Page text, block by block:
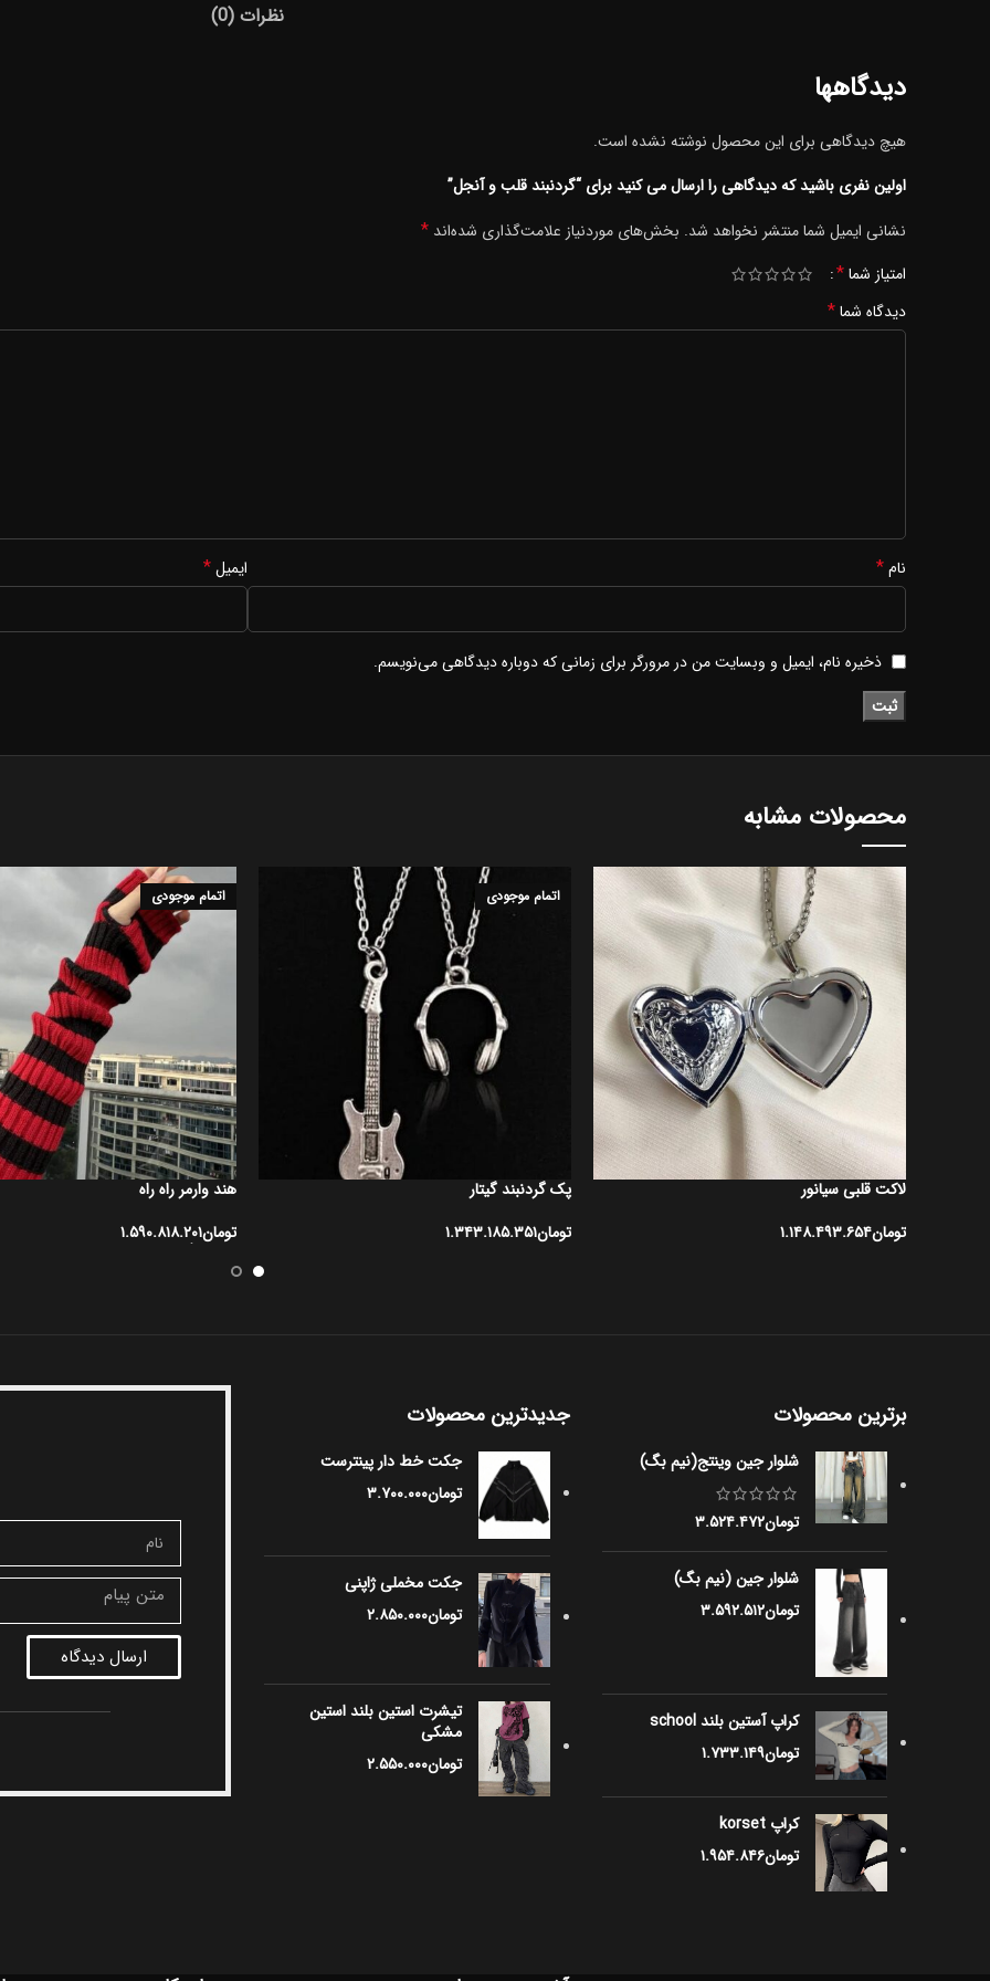
نظرات (0)
دیدگاهها
هیچ دیدگاهی برای این محصول نوشته نشده است.
اولین نفری باشید که دیدگاهی را ارسال می کنید برای “گردنبند قلب و آنجل”
نشانی ایمیل شما منتشر نخواهد شد. بخش‌های موردنیاز علامت‌گذاری شده‌اند *
امتیاز شما*
دیدگاه شما*
نام* ایمیل*
ذخیره نام، ایمیل و وبسایت من در مرورگر برای زمانی که دوباره دیدگاهی می‌نویسم.
محصولات مشابه
لاکت قلبی سیانور
تومان۱.۱۴۸.۴۹۳.۶۵۴
اتمام موجودی
پک گردنبند گیتار
تومان۱.۳۴۳.۱۸۵.۳۵۱
اتمام موجودی
هند وارمر راه راه
تومان۱.۵۹۰.۸۱۸.۲۰۱
برترین محصولات
شلوار جین وینتج(نیم بگ)
تومان۳.۵۲۴.۴۷۲
شلوار جین (نیم بگ)
تومان۳.۵۹۲.۵۱۲
کراپ آستین بلند school
تومان۱.۷۳۳.۱۴۹
کراپ korset
تومان۱.۹۵۴.۸۴۶
جدیدترین محصولات
جکت خط دار پینترست
تومان۳.۷۰۰.۰۰۰
جکت مخملی ژاپنی
تومان۲.۸۵۰.۰۰۰
تیشرت استین بلند استین
مشکی
تومان۲.۵۵۰.۰۰۰
ارسال دیدگاه